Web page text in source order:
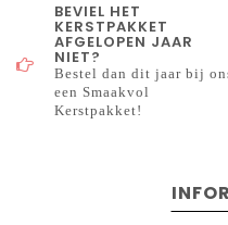
BEVIEL HET
KERSTPAKKET
AFGELOPEN JAAR
NIET?
Bestel dan dit jaar bij
een Smaakvol
Kerstpakket!